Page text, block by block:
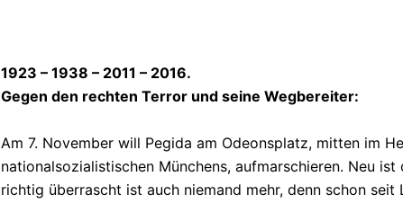
1923 – 1938 – 2011 – 2016.
Gegen den rechten Terror und seine Wegbereiter:
Am 7. November will Pegida am Odeonsplatz, mitten im
nationalsozialistischen Münchens, aufmarschieren. Neu ist
richtig überrascht ist auch niemand mehr, denn schon seit